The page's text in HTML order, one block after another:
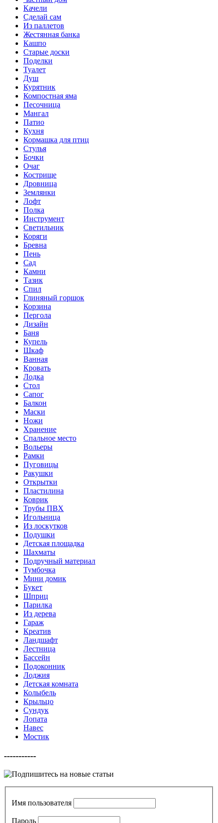
Качели
Сделай сам
Из паллетов
Жестянная банка
Кашпо
Старые доски
Поделки
Туалет
Душ
Курятник
Компостная яма
Песочница
Мангал
Патио
Кухня
Кормашка для птиц
Стулья
Бочки
Очаг
Кострище
Дровница
Землянки
Лофт
Полка
Инструмент
Светильник
Коряги
Бревна
Пень
Сад
Камни
Тазик
Спил
Глиняный горшок
Корзина
Пергола
Дизайн
Баня
Купель
Шкаф
Ванная
Кровать
Лодка
Стол
Сапог
Балкон
Маски
Ножи
Хранение
Спальное место
Вольеры
Рамки
Пуговицы
Ракушки
Открытки
Пластилина
Коврик
Трубы ПВХ
Игольница
Из лоскутков
Подушки
Детская площадка
Шахматы
Подручный материал
Тумбочка
Мини домик
Букет
Шприц
Парилка
Из дерева
Гараж
Креатив
Ландшафт
Лестница
Бассейн
Подоконник
Лоджия
Детская комната
Колыбель
Крыльцо
Сундук
Лопата
Навес
Мостик
-----------
Имя пользователя
Пароль